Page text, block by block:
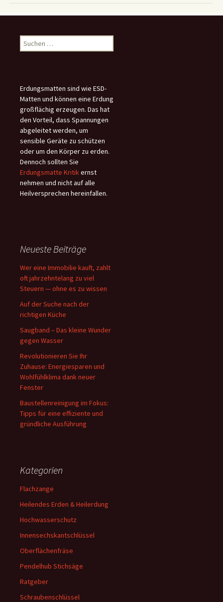
Suchen
nach:
Erdungsmatten sind wie ESD-
Matten und können eine Erdung
großflächig erzeugen. Das hat
den Vorteil, dass Spannungen
abgeleitet werden, um
sensible Geräte zu schützen
oder um den Körper zu erden.
Dennoch sollten Sie
Erdungsmatte Kritikernst
nehmen und nicht auf alle
Heilversprechen hereinfallen.
Neueste Beiträge
Wer eine Immobilie kauft, zahlt
oft jahrzehntelang zu viel
Steuern — ohne es zu wissen
Auf der Suche nach der
richtigen Küche
Saugband – Das kleine Wunder
gegen Wasser
Revolutionieren Sie Ihr
Zuhause: Energiesparen und
Wohlfühlklima dank neuer
Fenster
Baustellenreinigung im Fokus:
Tipps für eine effiziente und
gründliche Ausführung
Kategorien
Flachzange
Heilendes Erden & Heilerdung
Hochwasserschutz
Innensechskantschlüssel
Oberflächenfräse
Pendelhub Stichsäge
Ratgeber
Schraubenschlüssel